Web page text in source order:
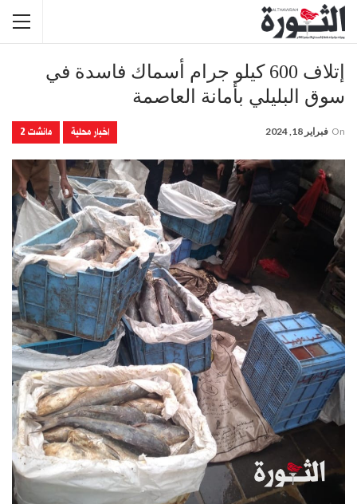
إتلاف 600 كيلو جرام أسماك فاسدة في
سوق البليلي بأمانة العاصمة
اخبار محلية مانشت 2 On فبراير 18, 2024